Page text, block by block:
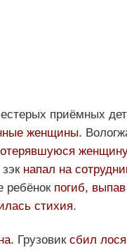
приёмных
женщины.
женщину
напал на
ребёнок погиб,
стихия.
. Грузовик сбил лося